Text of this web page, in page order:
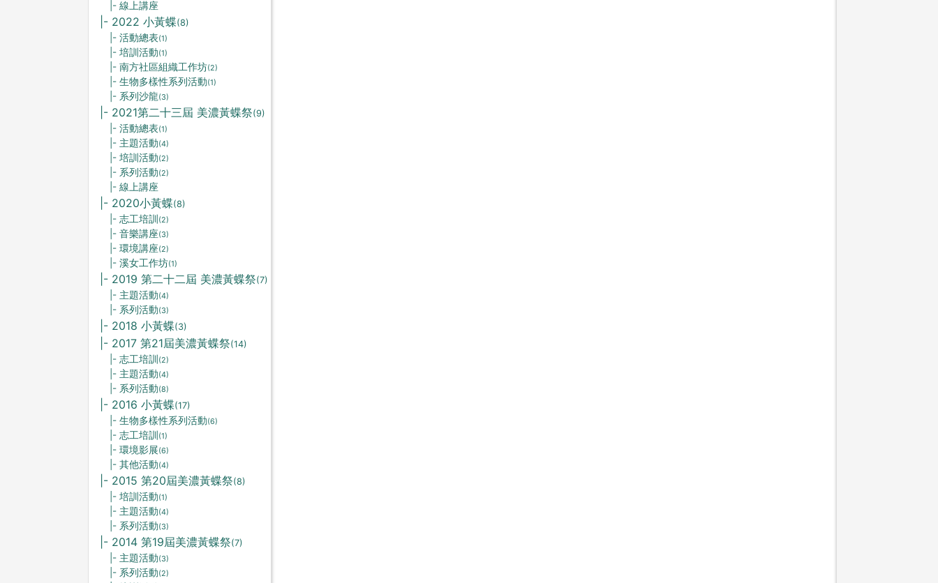
|- 線上講座
|- 2022 小黃蝶(8)
|- 活動總表(1)
|- 培訓活動(1)
|- 南方社區組織工作坊(2)
|- 生物多樣性系列活動(1)
|- 系列沙龍(3)
|- 2021第二十三屆 美濃黃蝶祭(9)
|- 活動總表(1)
|- 主題活動(4)
|- 培訓活動(2)
|- 系列活動(2)
|- 線上講座
|- 2020小黃蝶(8)
|- 志工培訓 (2)
|- 音樂講座(3)
|- 環境講座(2)
|- 溪女工作坊(1)
|- 2019 第二十二屆 美濃黃蝶祭(7)
|- 主題活動(4)
|- 系列活動(3)
|- 2018 小黃蝶(3)
|- 2017 第21屆美濃黃蝶祭(14)
|- 志工培訓 (2)
|- 主題活動(4)
|- 系列活動(8)
|- 2016 小黃蝶(17)
|- 生物多樣性系列活動(6)
|- 志工培訓 (1)
|- 環境影展(6)
|- 其他活動(4)
|- 2015 第20屆美濃黃蝶祭(8)
|- 培訓活動(1)
|- 主題活動(4)
|- 系列活動(3)
|- 2014 第19屆美濃黃蝶祭(7)
|- 主題活動(3)
|- 系列活動(2)